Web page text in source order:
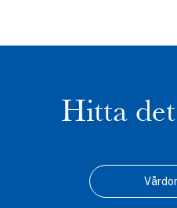
Hitta